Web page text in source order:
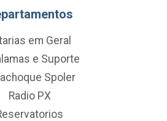
em Geral
e Suporte
Spoler
Radio PX